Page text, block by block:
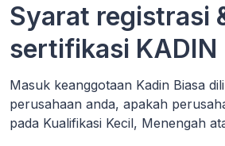
Syarat registrasi
sertifikasi KADIN
Masuk keanggotaan Kadin Biasa
perusahaan anda, apakah
pada Kualifikasi Kecil, Menengah